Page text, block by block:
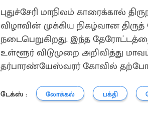
புதுச்சேரி மாநிலம் காரைக்கால்
விழாவின் முக்கிய நிகழ்வான
நடைபெறுகிறது. இந்த
உள்ளூர் விடுமுறை அறிவித்து
தர்பாரண்யேஸ்வரர் கோவில்
டேக்ஸ் : லோக்கல் பக்தி